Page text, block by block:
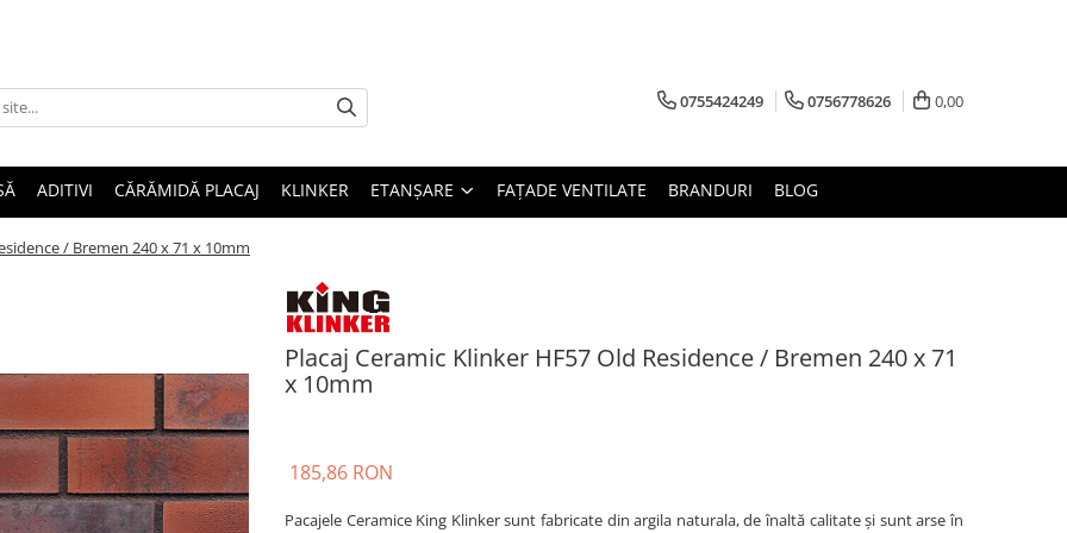
0755424249 0756778626 0,00
ADITIVI CĂRĂMIDĂ PLACAJ KLINKER ETANȘARE FAȚADE VENTILATE BRANDURI BLOG
/ Bremen 240 x 71 x 10mm
Placaj Ceramic Klinker HF57 Old Residence / Bremen 240 x 71
x 10mm
185,86 RON
Pacajele Ceramice King Klinker sunt fabricate din argila naturala, de înaltă calitate și sunt arse în